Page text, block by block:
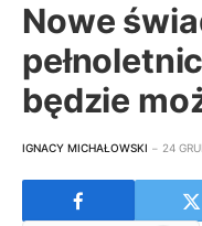
Nowe
będzie
IGNACY MICHAŁOWSKI 24